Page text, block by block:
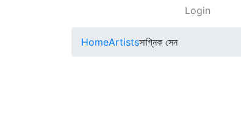
Login
HomeArtistsসাগ্নিক সেন